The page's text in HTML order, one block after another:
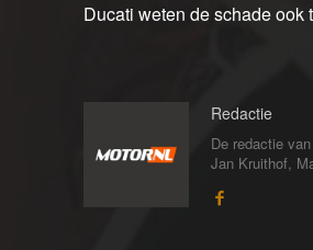
Ducati weten de schade ook
Redactie
De redactie
Jan Kruithof,